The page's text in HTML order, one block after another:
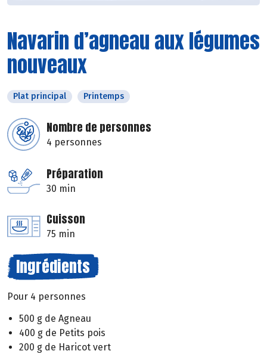
Navarin d’agneau aux légumes
nouveaux
Plat principal Printemps
Nombre de personnes
4 personnes
Préparation
30 min
Cuisson
75 min
Ingrédients
Pour 4 personnes
500 g de Agneau
400 g de Petits pois
200 g de Haricot vert